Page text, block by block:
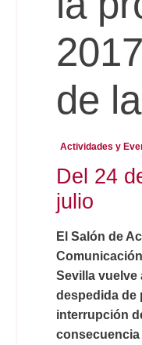
Reservas
Calendario
Periodismo
Publicidad y RR.PP
Comunicación
Publicidad y RR.PP
#miTFG
de
Actividades y
Del 24
julio
El Salón de
Sevilla vuelve
despedida de
interrupción